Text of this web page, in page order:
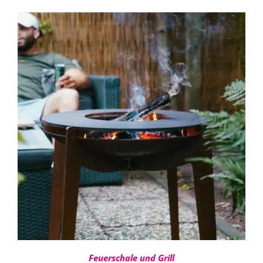
bis
480,00 €
IN DEN WARENKORB
/
DETAILS
Feuerschale und Grill